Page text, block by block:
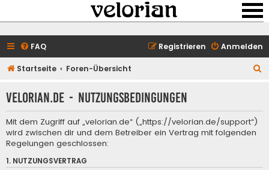
FAQ Anmelden
Registrieren
Startseite Foren-Übersicht
h
velorian.de - Nutzungsbedingungen
Mit dem Zugriff auf „velorian.de“ („https://velorian.de/support“)
wird zwischen dir und dem Betreiber ein Vertrag mit folgenden
Regelungen geschlossen:
1. NUTZUNGSVERTRAG